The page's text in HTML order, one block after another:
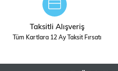
Taksitli Alışveriş
Tüm Kartlara 12 Ay Taksit Fırsatı